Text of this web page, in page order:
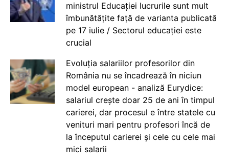
ministrul Educației lucrurile sunt mult
îmbunătățite față de varianta publicată
pe 17 iulie / Sectorul educației este
crucial
Evoluția salariilor profesorilor din
România nu se încadrează în niciun
model european - analiză Eurydice:
salariul crește doar 25 de ani în timpul
carierei, dar procesul e între statele cu
venituri mari pentru profesori încă de
la începutul carierei și cele cu cele mai
mici salarii